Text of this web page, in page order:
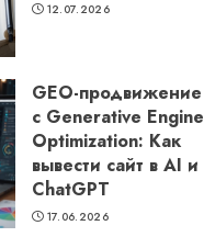
12.07.2026
GEO-продвижение
с Generative Engine
Optimization: Как
вывести сайт в AI и
ChatGPT
17.06.2026